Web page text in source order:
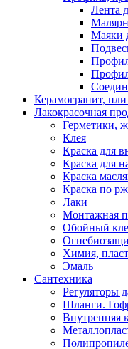
Лента
Маяки
Керамогранит,
Лакокрасочная
Герметики,
Клея
Краска для
Краска для
Краска
Краска по
Лаки
Монтажная
Обойный
Химия,
Эмаль
Сантехника
Регуляторы
Шланги.
Внутренняя